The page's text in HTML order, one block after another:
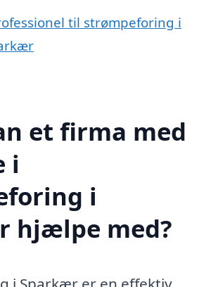
til strømpeforing i
et firma med
i
i
hjælpe med?